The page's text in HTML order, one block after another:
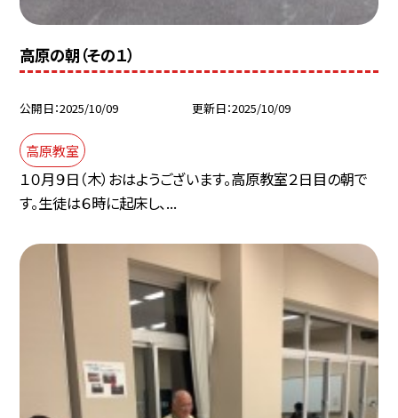
高原の朝（その１）
公開日 2025/10/09 更新日 2025/10/09
高原教室
１０月９日（木）おはようございます。高原教室２日目の朝で
す。生徒は６時に起床し、...